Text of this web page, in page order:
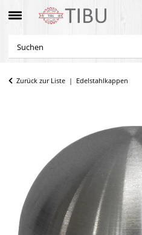
Zurück zur Liste Edelstahlkappen